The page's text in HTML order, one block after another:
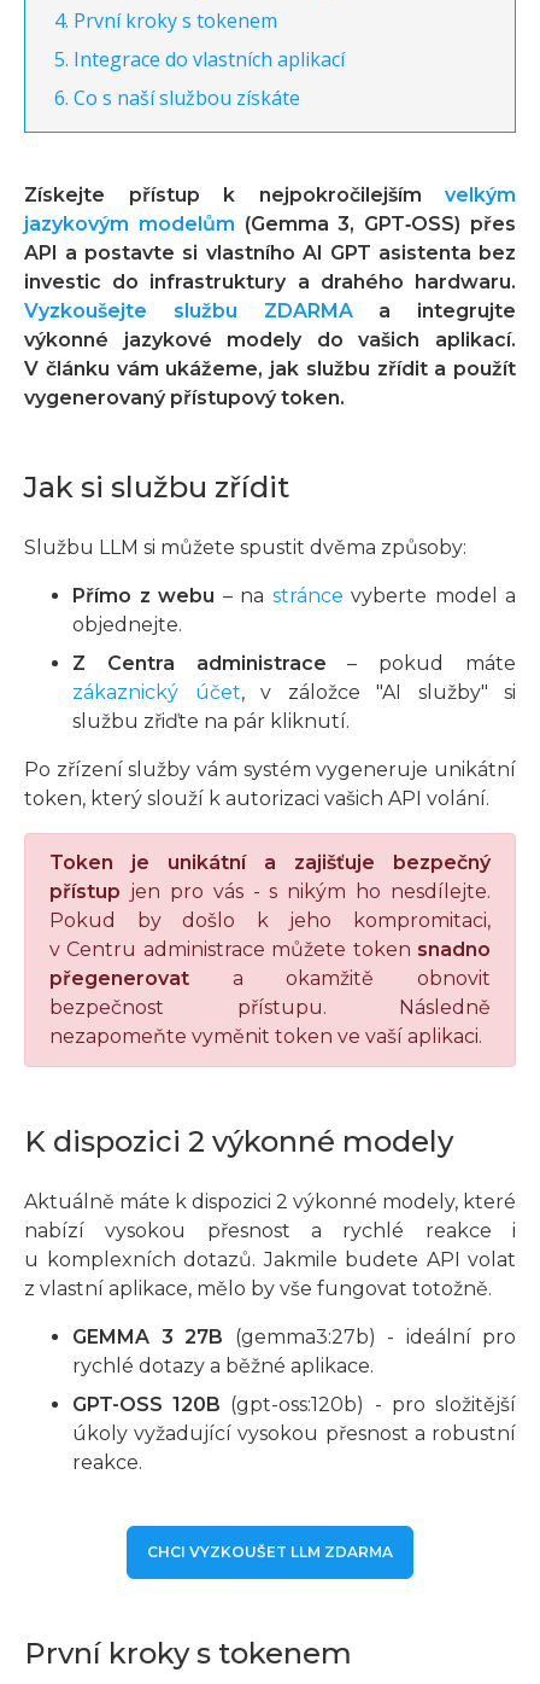
První kroky s tokenem
Integrace do vlastních aplikací
Co s naší službou získáte
Získejte přístup k nejpokročilejším velkým
jazykovým modelům (Gemma 3, GPT‑OSS) přes
API a postavte si vlastního AI GPT asistenta bez
investic do infrastruktury a drahého hardwaru.
Vyzkoušejte službu ZDARMAa integrujte
výkonné jazykové modely do vašich aplikací.
V článku vám ukážeme, jak službu zřídit a použít
vygenerovaný přístupový token.
Jak si službu zřídit
Službu LLM si můžete spustit dvěma způsoby:
Přímo z webu – na stránce vyberte model a
objednejte.
Z Centra administrace – pokud máte
zákaznický účet, v záložce "AI služby" si
službu zřiďte na pár kliknutí.
Po zřízení služby vám systém vygeneruje unikátní
token, který slouží k autorizaci vašich API volání.
Token je unikátní a zajišťuje bezpečný
přístup jen pro vás - s nikým ho nesdílejte.
Pokud by došlo k jeho kompromitaci,
v Centru administrace můžete token snadno
přegenerovat a okamžitě obnovit
bezpečnost přístupu. Následně
nezapomeňte vyměnit token ve vaší aplikaci.
K dispozici 2 výkonné modely
Aktuálně máte k dispozici 2 výkonné modely, které
nabízí vysokou přesnost a rychlé reakce i
u komplexních dotazů. Jakmile budete API volat
z vlastní aplikace, mělo by vše fungovat totožně.
GEMMA 3 27B (gemma3:27b) - ideální pro
rychlé dotazy a běžné aplikace.
GPT-OSS 120B (gpt-oss:120b) - pro složitější
úkoly vyžadující vysokou přesnost a robustní
reakce.
CHCI VYZKOUŠET LLM ZDARMA
První kroky s tokenem